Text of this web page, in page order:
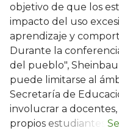
objetivo de que los
impacto del uso
aprendizaje y
Durante la
del pueblo",
puede limitarse al
Secretaría de
involucrar a
propios estudiantes.